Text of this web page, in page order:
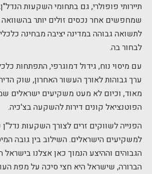
תיירותי פופולרי, גם בתחומי השקעות
שמחפשים אחר נכסים זולים יותר
לתשואה גבוהה במדינה יציבה מבחינה
לבחור בה.
עם מיסוי נוח, גידול דמוגרפי, התפתחות
ערך גבוהות לאורך העשור האחרון, שוק
מאוד, וכיום לא מעט משקיעים ישראלים
הפוטנציאל קונים דירות להשקעה בצ'כיה.
הפנייה לשווקים זרים לצורך השקעות
למשקיעים הישראלים. השילוב בין גובה
הגבוהים וההיצע הנמוך כאן אצלנו בישראל
הברורה, שישראל היא חצי סיכה על מפת